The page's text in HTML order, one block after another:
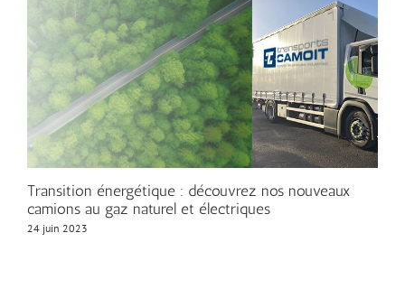
Transition énergétique : découvrez nos nouveaux
camions au gaz naturel et électriques
24 juin 2023